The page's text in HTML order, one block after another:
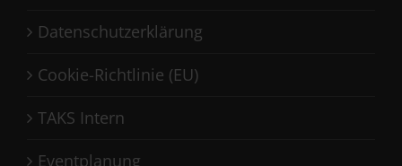
Datenschutzerklärung
Cookie-Richtlinie (EU)
TAKS Intern
Eventplanung